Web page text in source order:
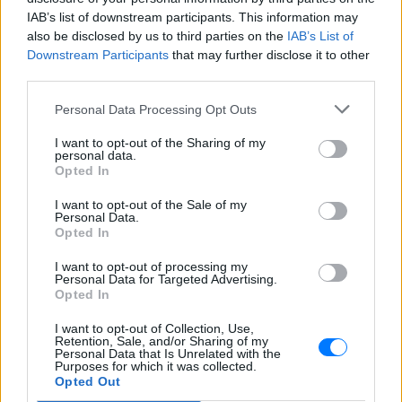
IAB’s list of downstream participants. This information may
also be disclosed by us to third parties on the IAB’s List of
Downstream Participants that may further disclose it to other
Personal Data Processing Opt Outs
I want to opt-out of the Sharing of my
personal data.
Opted In
I want to opt-out of the Sale of my
Personal Data.
Opted In
I want to opt-out of processing my
Personal Data for Targeted Advertising.
Opted In
I want to opt-out of Collection, Use,
Retention, Sale, and/or Sharing of my
Personal Data that Is Unrelated with the
Purposes for which it was collected.
Opted Out
ΔΕΙΤΕ ΕΠΙΣΗΣ
ΣΤΗΝ ΙΔΙΑ ΚΑΤΗΓΟΡΙΑ
Βάλια Χατζηθεοδώρου ‑ οι
φωτογραφίες με μαγιό στην
Μέσα από ανάρτηση στο Instagram
μοιράστηκε στιγμές από τις
καλοκαιρινές της διακοπές στο νησί των